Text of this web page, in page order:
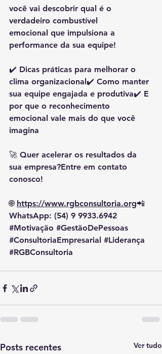
você vai descobrir qual é o
verdadeiro combustível
emocional que impulsiona a
performance da sua equipe!
✔️ Dicas práticas para melhorar o
clima organizacional✔️ Como manter
sua equipe engajada e produtiva✔️ E
por que o reconhecimento
emocional vale mais do que você
imagina
🚀 Quer acelerar os resultados da
sua empresa?Entre em contato
conosco!
🌐 https://www.rgbconsultoria.org📲
WhatsApp: (54) 9 9933.6942
#Motivação #GestãoDePessoas
#ConsultoriaEmpresarial #Liderança
#RGBConsultoria
Posts recentes Ver tudo